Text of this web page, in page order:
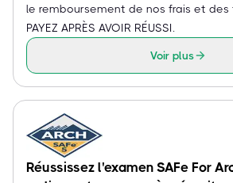
le remboursement de nos frais et des
PAYEZ APRÈS AVOIR RÉUSSI.
Voir plus
Réussissez l'examen SAFe For